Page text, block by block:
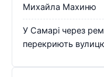
Михайла Махиню
У Самарі через
перекриють